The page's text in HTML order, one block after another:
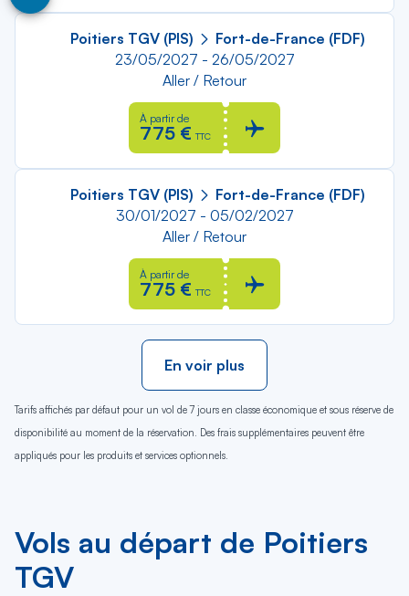
Poitiers TGV (PIS)
Fort-de-France (FDF)
23/05/2027 - 26/05/2027
Aller / Retour
À partir de
775 € TTC
Poitiers TGV (PIS)
Fort-de-France (FDF)
30/01/2027 - 05/02/2027
Aller / Retour
À partir de
775 € TTC
En voir plus
Tarifs affichés par défaut pour un vol de 7 jours en classe économique et sous réserve de
disponibilité au moment de la réservation. Des frais supplémentaires peuvent être
appliqués pour les produits et services optionnels.
Vols au départ de Poitiers
TGV